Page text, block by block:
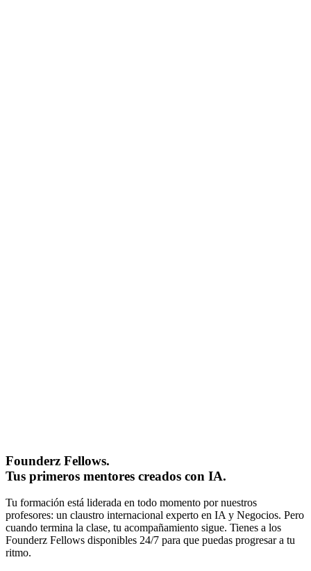
Founderz Fellows.
Tus primeros mentores creados con IA.
Tu formación está liderada en todo momento por nuestros
profesores: un claustro internacional experto en IA y Negocios. Pero
cuando termina la clase, tu acompañamiento sigue. Tienes a los
Founderz Fellows disponibles 24/7 para que puedas progresar a tu
ritmo.